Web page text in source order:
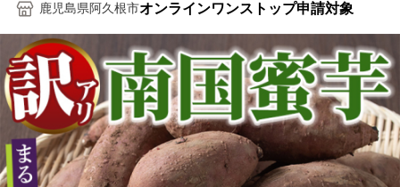
鹿児島県阿久根市オンラインワンストップ申請対象